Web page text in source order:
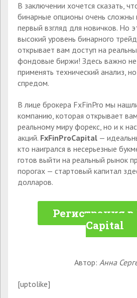
В заключении хочется сказать,
бинарные опционы очень сложны
первый взгляд для новичков. Но
высокий уровень бинарного
открывает вам доступ на
фондовые биржи! Здесь важно не
применять технический анализ,
спредом.
В лице брокера FxFinPro мы
компанию, которая открывает
реальному миру форекс, но и к
акций. FxFinProCapital —
кто наигрался в несерьезные
готов выйти на реальный рынок
порогах — стартовый капитал
долларов.
Регистрация
Capital
Автор: Анна
[uptolike]